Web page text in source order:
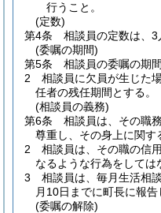
行うこと。
(定数)
第4条
相談員の定数は、3
(委嘱の期間)
第5条
相談員の委嘱の期
2
相談員に欠員が生じた
任者の残任期間とする。
(相談員の義務)
第6条
相談員は、その職
尊重し、その身上に関す
2
相談員は、その職の信
なるような行為をしては
3
相談員は、毎月生活相
月10日までに町長に報告
(委嘱の解除)